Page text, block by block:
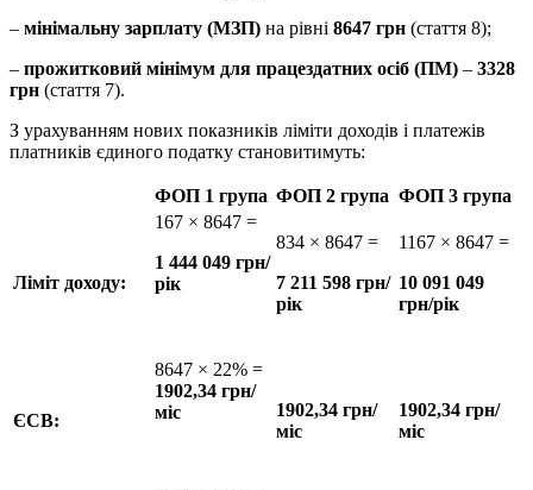
– мінімальну зарплату (МЗП) на рівні 8647 грн (стаття 8);
– прожитковий мінімум для працездатних осіб (ПМ) – 3328
грн (стаття 7).
З урахуванням нових показників ліміти доходів і платежів
платників єдиного податку становитимуть:
ФОП 1 група ФОП 2 група ФОП 3 група
Ліміт доходу:
167 × 8647 =
1 444 049 грн/
рік
834 × 8647 =
7 211 598 грн/
рік
1167 × 8647 =
10 091 049
грн/рік
ЄСВ:
8647 × 22% =
1902,34 грн/
міс
1902,34 грн/
міс
1902,34 грн/
міс